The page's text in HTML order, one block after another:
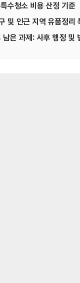
수청소 비용 산정 기준
및 인근 지역 유품정리
은 과제: 사후 행정 및